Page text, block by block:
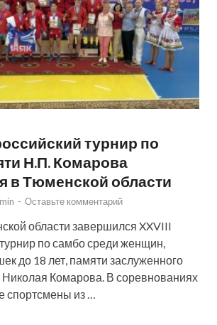
турнир по
Н.П. Комарова
в Тюменской области
- Оставьте комментарий
области завершился XXVIII
по самбо среди женщин,
до 18 лет, памяти заслуженного
Николая Комарова. В соревнованиях
спортсмены из …